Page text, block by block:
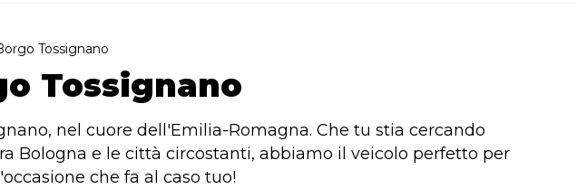
Tossignano
Tossignano
nel cuore dell'Emilia-Romagna. Che tu stia cercando
Bologna e le città circostanti, abbiamo il veicolo perfetto per
che fa al caso tuo!